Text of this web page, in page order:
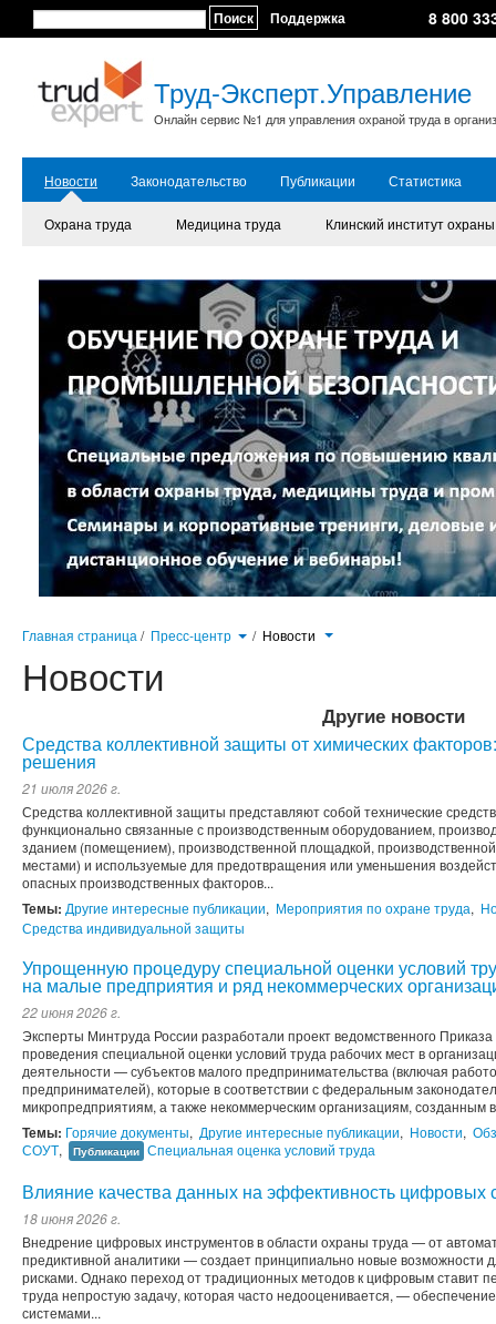
Поиск Поддержка 8 800
Труд-Эксперт.Управление
Онлайн сервис №1 для управления охраной труда в
Новости Законодательство Публикации Статистика
Охрана труда Медицина труда Клинский институт
Главная страница / Пресс-центр / Новости
Новости
Другие новости
Средства коллективной защиты от химических
решения
21 июля 2026 г.
Средства коллективной защиты представляют собой технические
функционально связанные с производственным оборудованием,
зданием (помещением), производственной площадкой,
местами) и используемые для предотвращения или уменьшения
опасных производственных факторов...
Темы: Другие интересные публикации, Мероприятия по охране труда,
Средства индивидуальной защиты
Упрощенную процедуру специальной оценки условий
на малые предприятия и ряд некоммерческих
22 июня 2026 г.
Эксперты Минтруда России разработали проект ведомственного
проведения специальной оценки условий труда рабочих мест в
деятельности — субъектов малого предпринимательства (включая
предпринимателей), которые в соответствии с федеральным
микропредприятиям, а также некоммерческим организациям,
Темы: Горячие документы, Другие интересные публикации, Новости,
СОУТ, Публикации Специальная оценка условий труда
Влияние качества данных на эффективность цифровых
18 июня 2026 г.
Внедрение цифровых инструментов в области охраны труда — от
предиктивной аналитики — создает принципиально новые возможности
рисками. Однако переход от традиционных методов к цифровым ставит
труда непростую задачу, которая часто недооценивается, —
системами...